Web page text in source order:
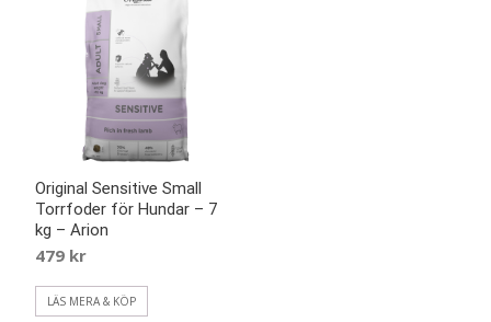
Original Sensitive Small
Torrfoder för Hundar – 7
kg – Arion
479 kr
LÄS MERA & KÖP